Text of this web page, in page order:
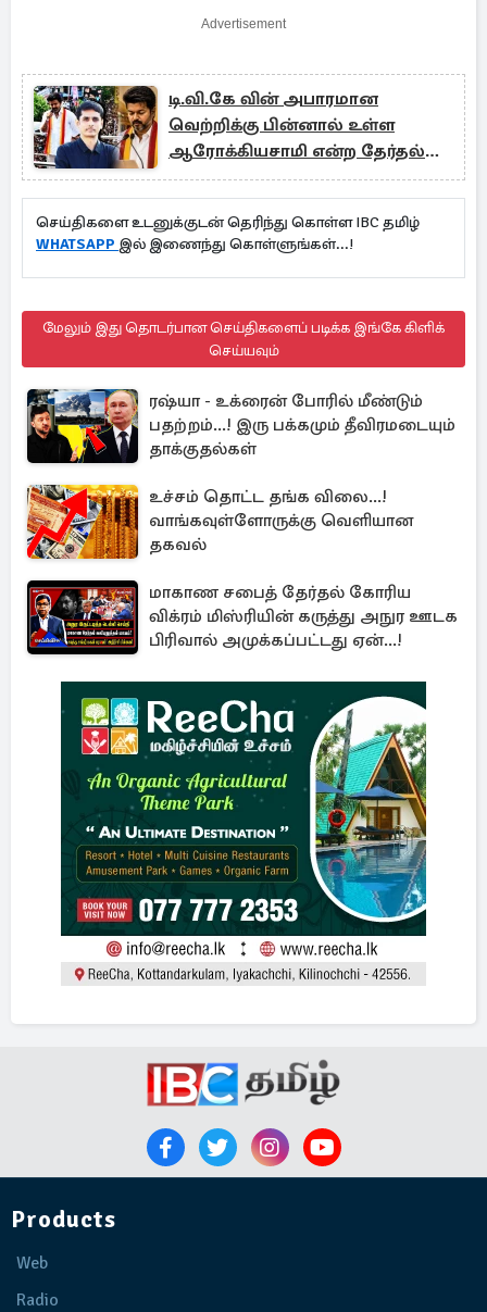
Advertisement
டி.வி.கே வின் அபாரமான
வெற்றிக்கு பின்னால் உள்ள
ஆரோக்கியசாமி என்ற தேர்தல்
வியூகம்
செய்திகளை உடனுக்குடன் தெரிந்து கொள்ள IBC தமிழ்
WHATSAPP இல் இணைந்து கொள்ளுங்கள்...!
மேலும் இது தொடர்பான செய்திகளைப் படிக்க இங்கே கிளிக்
செய்யவும்
ரஷ்யா - உக்ரைன் போரில் மீண்டும்
பதற்றம்...! இரு பக்கமும் தீவிரமடையும்
தாக்குதல்கள்
உச்சம் தொட்ட தங்க விலை...!
வாங்கவுள்ளோருக்கு வெளியான
தகவல்
மாகாண சபைத் தேர்தல் கோரிய
விக்ரம் மிஸ்ரியின் கருத்து அநுர ஊடக
பிரிவால் அமுக்கப்பட்டது ஏன்...!
Products
Web
Radio